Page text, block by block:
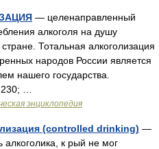
— целенаправленный
алкоголя на душу
Тотальная алкоголизация
народов России является
нашего государства.
…
энциклопедия
(controlled drinking) —
алкоголика, к рый не мог